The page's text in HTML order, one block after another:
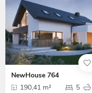
NewHouse 764
190,41 m²
5